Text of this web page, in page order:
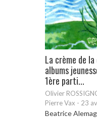
La crème de
albums
1ère parti...
Olivier
Pierre Vax - 23
Beatrice